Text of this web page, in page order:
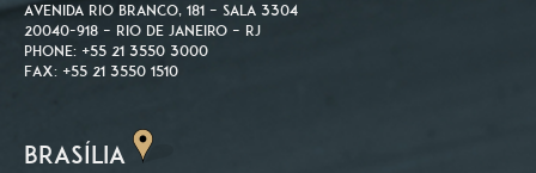
Avenida Rio Branco, 181 – Sala 3304
20040-918 – Rio de Janeiro – RJ
Phone: +55 21 3550 3000
Fax: +55 21 3550 1510
BRASÍLIA